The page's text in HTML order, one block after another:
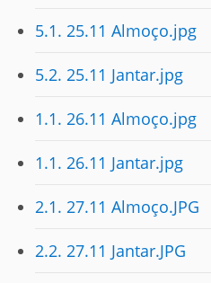
5.1. 25.11 Almoço.jpg
5.2. 25.11 Jantar.jpg
1.1. 26.11 Almoço.jpg
1.1. 26.11 Jantar.jpg
2.1. 27.11 Almoço.JPG
2.2. 27.11 Jantar.JPG